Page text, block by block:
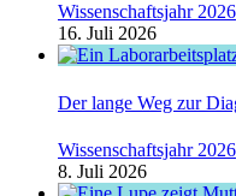
Wissenschaftsjahr 2026
16. Juli 2026
Der lange Weg zur
Wissenschaftsjahr 2026
8. Juli 2026